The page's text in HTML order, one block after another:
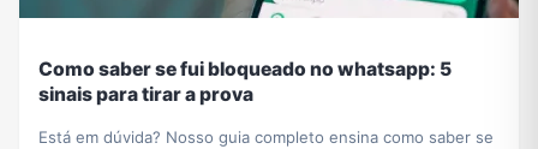
Como saber se fui bloqueado no whatsapp: 5
sinais para tirar a prova
Está em dúvida? Nosso guia completo ensina como saber se